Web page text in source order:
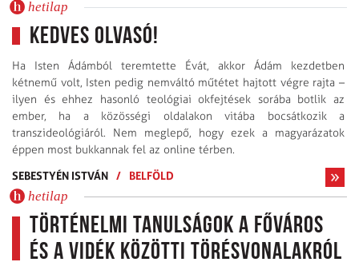
hetilap
Kedves Olvasó!
Ha Isten Ádámból teremtette Évát, akkor Ádám kezdetben
kétnemű volt, Isten pedig nemváltó műtétet hajtott végre rajta –
ilyen és ehhez hasonló teológiai okfejtések sorába botlik az
ember, ha a közösségi oldalakon vitába bocsátkozik a
transzideológiáról. Nem meglepő, hogy ezek a magyarázatok
éppen most bukkannak fel az online térben.
SEBESTYÉN ISTVÁN / BELFÖLD
hetilap
Történelmi tanulságok a főváros
és a vidék közötti törésvonalakról